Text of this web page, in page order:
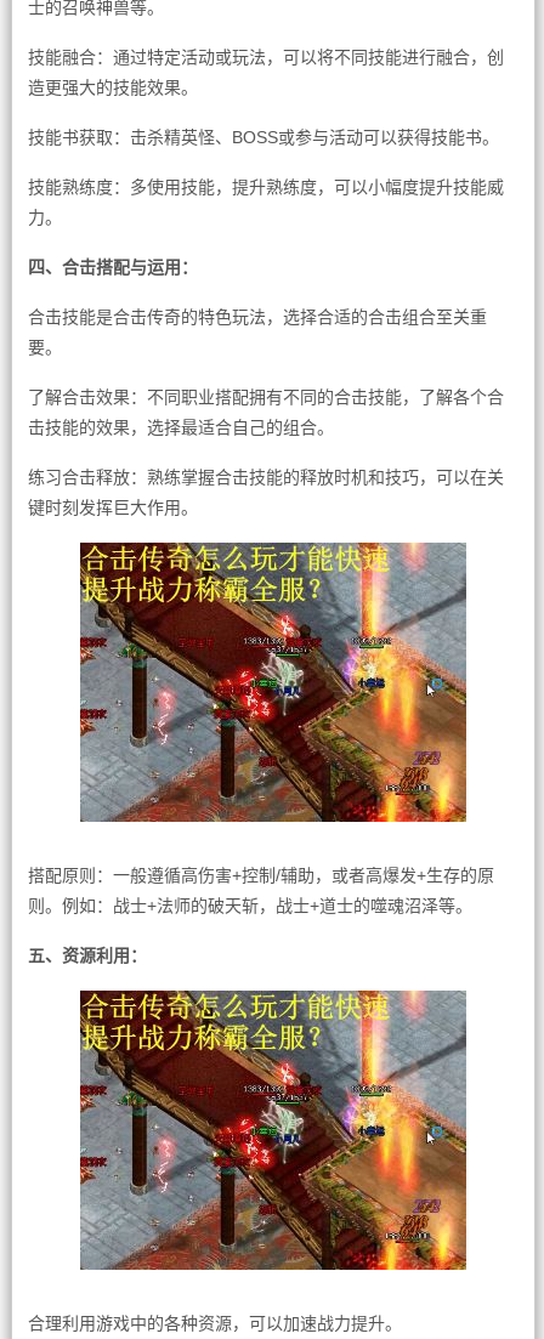
士的召唤神兽等。
技能融合：通过特定活动或玩法，可以将不同技能进行融合，创
造更强大的技能效果。
技能书获取：击杀精英怪、BOSS或参与活动可以获得技能书。
技能熟练度：多使用技能，提升熟练度，可以小幅度提升技能威
力。
四、合击搭配与运用：
合击技能是合击传奇的特色玩法，选择合适的合击组合至关重
要。
了解合击效果：不同职业搭配拥有不同的合击技能，了解各个合
击技能的效果，选择最适合自己的组合。
练习合击释放：熟练掌握合击技能的释放时机和技巧，可以在关
键时刻发挥巨大作用。
搭配原则：一般遵循高伤害+控制/辅助，或者高爆发+生存的原
则。例如：战士+法师的破天斩，战士+道士的噬魂沼泽等。
五、资源利用：
合理利用游戏中的各种资源，可以加速战力提升。